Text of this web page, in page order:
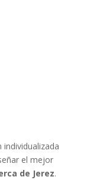
el mejor
de Jerez.